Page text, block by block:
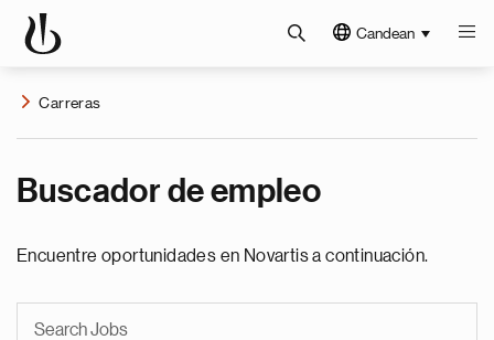
Candean
Carreras
Buscador de empleo
Encuentre oportunidades en Novartis a continuación.